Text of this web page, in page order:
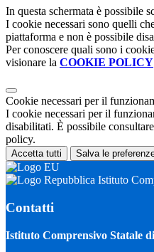
In questa schermata è possibile
I cookie necessari sono quelli
piattaforma e non è possibile
Per conoscere quali sono i
visionare la COOKIE POLICY
Cookie necessari per il
I cookie necessari per il
disabilitati. È possibile
policy.
Accetta tutti Salva le
Istituto
Contatti
Istituto Comprensivo Statale